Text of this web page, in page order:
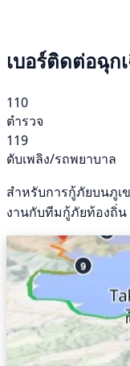
เบอร์ติดต่อฉุก
110
ตำรวจ
119
ดับเพลิง/รถพยาบาล
สำหรับการกู้ภัยบนภูเ
งานกับทีมกู้ภัยท้องถิ่น